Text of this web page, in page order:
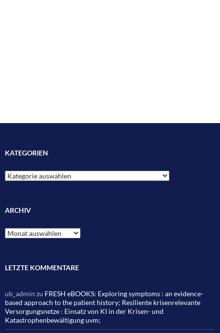
KATEGORIEN
Kategorien
ARCHIV
Archiv
LETZTE KOMMENTARE
ub_admin zu FRESH eBOOKS: Exploring symptoms : an evidence-
based approach to the patient history; Resiliente krisenrelevante
Versorgungsnetze : Einsatz von KI in der Krisen- und
Katastrophenbewältigung uvm;